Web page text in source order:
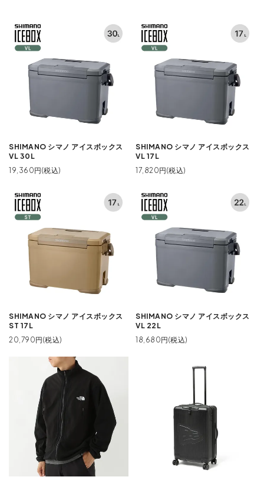
SHIMANO シマノ アイスボックス
VL 30L
19,360円(税込)
SHIMANO シマノ アイスボックス
VL 17L
17,820円(税込)
SHIMANO シマノ アイスボックス
ST 17L
20,790円(税込)
SHIMANO シマノ アイスボックス
VL 22L
18,680円(税込)